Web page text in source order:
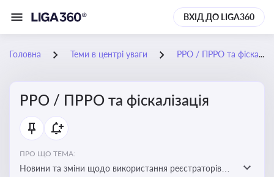
ВХІД ДО LIGA360
Головна Теми в центрі уваги РРО / ПРРО та фіскалізація
РРО / ПРРО та фіскалізація
ПРО ЩО ТЕМА:
Новини та зміни щодо використання реєстраторів